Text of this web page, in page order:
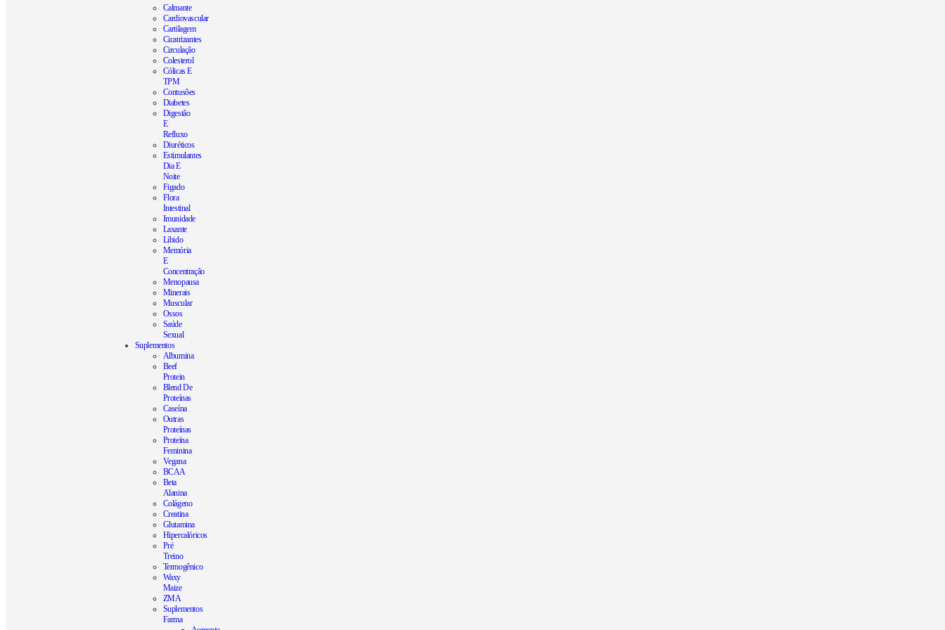
Calmante
Cardiovascular
Cartilagem
Cicatrizantes
Circulação
Colesterol
Cólicas E
TPM
Contusões
Diabetes
Digestão
E
Refluxo
Diuréticos
Estimulantes
Dia E
Noite
Figado
Flora
Intestinal
Imunidade
Laxante
Líbido
Memória
E
Concentração
Menopausa
Minerais
Muscular
Ossos
Saúde
Sexual
Suplementos
Albumina
Beef
Protein
Blend De
Proteínas
Caseína
Outras
Proteínas
Proteína
Feminina
Vegana
BCAA
Beta
Alanina
Colágeno
Creatina
Glutamina
Hipercalóricos
Pré
Treino
Termogênico
Waxy
Maize
ZMA
Suplementos
Farma